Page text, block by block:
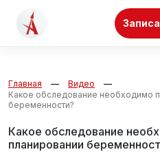
Главная
Видео
Какое обследование необходимо
беременности?
Какое обследование
планировании